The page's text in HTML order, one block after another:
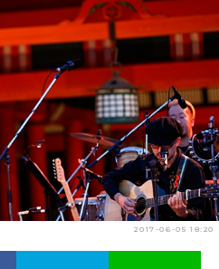
トレンド 無料マンガ
声優記事一覧
実写化映画一覧
夏アニメ
2017-06-05 18:20